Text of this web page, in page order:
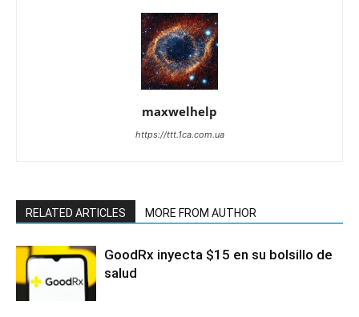
maxwelhelp
https://ttt.1ca.com.ua
RELATED ARTICLES MORE FROM AUTHOR
GoodRx inyecta $15 en su bolsillo de
salud